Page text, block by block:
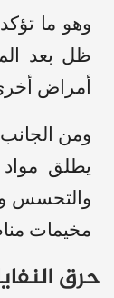
وهو ما
ظل بعد
أمراض
ومن
يطلق مواد
والتحسس
مخيمات
حرق